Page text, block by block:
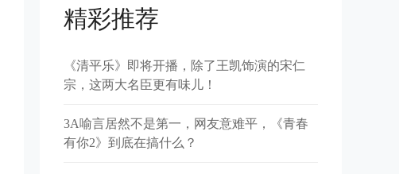
精彩推荐
《清平乐》即将开播，除了王凯饰演的宋仁
宗，这两大名臣更有味儿！
3A喻言居然不是第一，网友意难平，《青春
有你2》到底在搞什么？